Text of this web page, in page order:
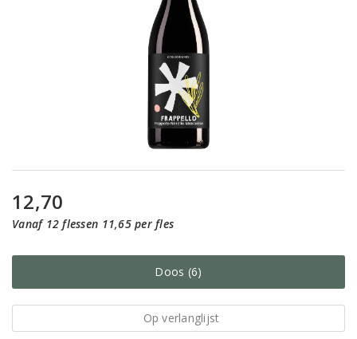
12,70
Vanaf 12 flessen 11,65 per fles
Doos (6)
Op verlanglijst